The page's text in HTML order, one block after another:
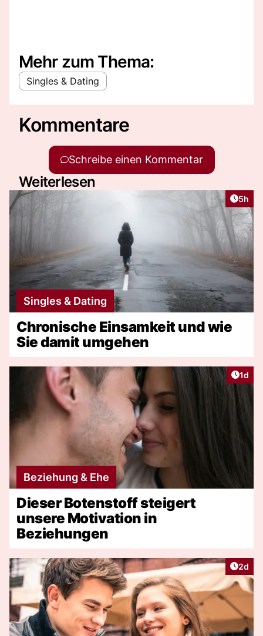
Mehr zum Thema:
Singles & Dating
Kommentare
Schreibe einen Kommentar
Weiterlesen
5h
Singles & Dating
Chronische Einsamkeit und wie
Sie damit umgehen
1d
Beziehung & Ehe
Dieser Botenstoff steigert
unsere Motivation in
Beziehungen
2d